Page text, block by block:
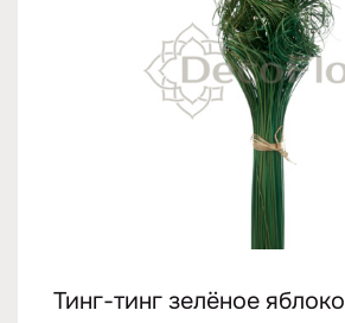
Тинг-тинг зелёное яблоко